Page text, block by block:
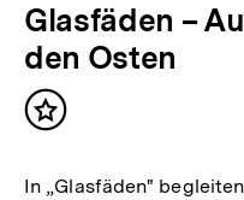
Glasfäden –
den Osten
Inhalt
In „Glasfäden"